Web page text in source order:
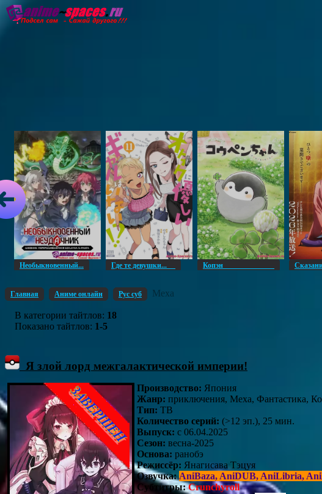
Необыкновенный... Где те девушки... Копэн
Главная Аниме онлайн Рус суб Меха
В категории тайтлов: 18
Показано тайтлов: 1-5
Я злой лорд межгалактической империи!
Производство: Япония
Жанр: приключения, Меха, Фантастика,
Тип: ТВ
Количество серий: (>12 эп.), 25 мин.
Выпуск: c 06.04.2025
Сезон: весна-2025
Основа: ранобэ
Режиссёр: Янагисава Тэцуя
Озвучка:AniBaza, AniDUB, AniLibria,
Субтитры:Crunchyroll